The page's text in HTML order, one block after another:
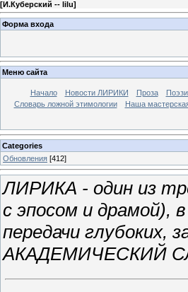
[И.Куберский -- lilu]
Форма входа
Меню сайта
Начало Новости ЛИРИКИ Проза
Словарь ложной этимологии
Наша
Categories
Обновления [412]
ЛИРИКА - один из
с эпосом и
передачи глубоких,
АКАДЕМИЧЕСКИЙ